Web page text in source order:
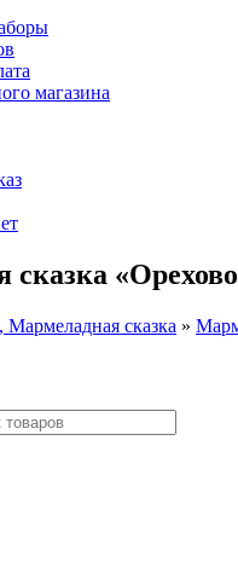
магазина
сказка »